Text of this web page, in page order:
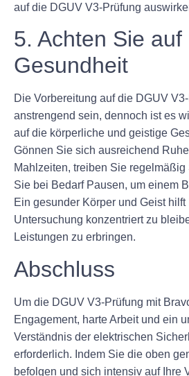
auf die DGUV V3-Prüfung
5. Achten Sie auf
Gesundheit
Die Vorbereitung auf die DGUV
anstrengend sein, dennoch ist es
auf die körperliche und geistige
Gönnen Sie sich ausreichend
Mahlzeiten, treiben Sie regelmäßig
Sie bei Bedarf Pausen, um einem
Ein gesunder Körper und Geist
Untersuchung konzentriert zu
Leistungen zu erbringen.
Abschluss
Um die DGUV V3-Prüfung mit
Engagement, harte Arbeit und ein
Verständnis der elektrischen
erforderlich. Indem Sie die oben
befolgen und sich intensiv auf Ihre